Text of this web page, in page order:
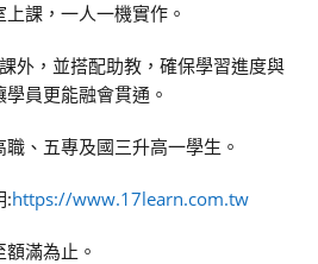
課，一人一機實作。
外，並搭配助教，確保學習進度與
員更能融會貫通。
、五專及國三升高一學生。
:https://www.17learn.com.tw
滿為止。